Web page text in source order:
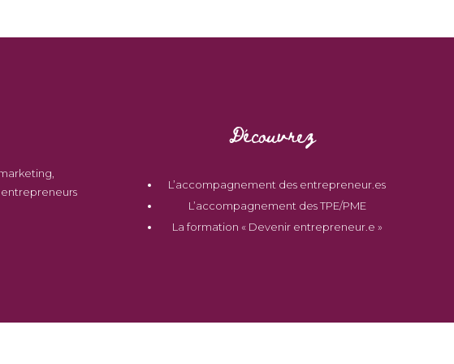
Découvrez
L’accompagnement des entrepreneur.es
L’accompagnement des TPE/PME
La formation « Devenir entrepreneur.e »